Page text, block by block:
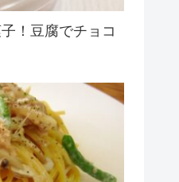
！豆腐でチョコ